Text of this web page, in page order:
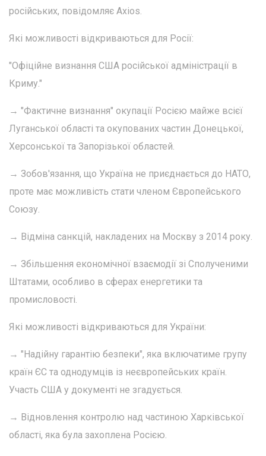
російських, повідомляє Axios.
Які можливості відкриваються для Росії:
"Офіційне визнання США російської адміністрації в
Криму."
→ "Фактичне визнання" окупації Росією майже всієї
Луганської області та окупованих частин Донецької,
Херсонської та Запорізької областей.
→ Зобов'язання, що Україна не приєднається до НАТО,
проте має можливість стати членом Європейського
Союзу.
→ Відміна санкцій, накладених на Москву з 2014 року.
→ Збільшення економічної взаємодії зі Сполученими
Штатами, особливо в сферах енергетики та
промисловості.
Які можливості відкриваються для України:
→ "Надійну гарантію безпеки", яка включатиме групу
країн ЄС та однодумців із неєвропейських країн.
Участь США у документі не згадується.
→ Відновлення контролю над частиною Харківської
області, яка була захоплена Росією.